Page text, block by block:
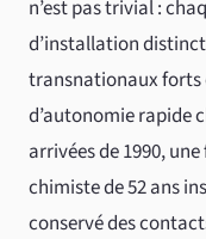
n’est pas trivial :
d’installation
transnationaux forts
d’autonomie rapide
arrivées de 1990,
chimiste de 52 ans
conservé des